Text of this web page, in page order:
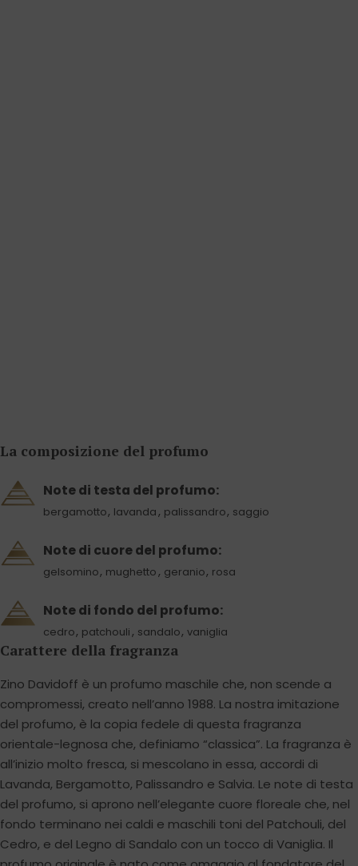
La composizione del profumo
Note di testa del profumo:
bergamotto, lavanda, palissandro, saggio
Note di cuore del profumo:
gelsomino, mughetto , geranio, rosa
Note di fondo del profumo:
cedro, patchouli , sandalo, vaniglia
Carattere della fragranza
Zino Davidoff è un profumo maschile che, non scende a
compromessi, creato nell’anno 1988. La nostra imitazione
del profumo, è la copia fedele di questa fragranza
orientale-legnosa che, definiamo “classica”. La fragranza è
all’inizio molto fresca, si mescolano in essa, accordi di
Lavanda, Bergamotto, Palissandro e Salvia. Le note di testa
del profumo, si aprono nell’elegante cuore floreale che, nel
fondo terminano nei caldi e maschili toni del Patchouli, del
Cedro, e del Legno di Sandalo con un tocco di Vaniglia. Il